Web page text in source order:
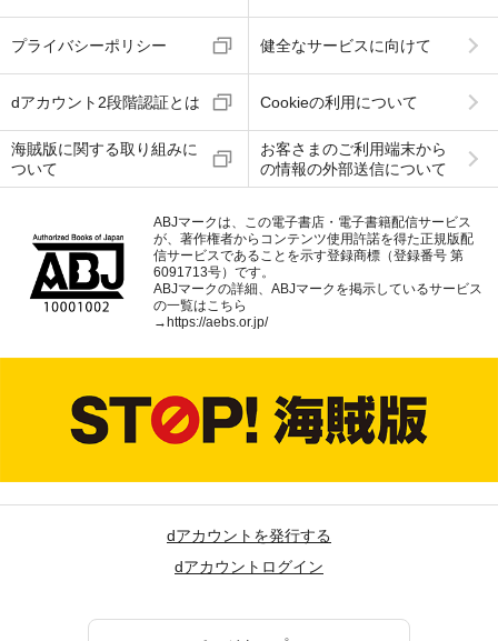
プライバシーポリシー 健全なサービスに向けて
dアカウント2段階認証とは Cookieの利用について
海賊版に関する取り組みに
ついて
お客さまのご利用端末から
の情報の外部送信について
ABJマークは、この電子書店・電子書籍配信サービス
が、著作権者からコンテンツ使用許諾を得た正規版配
信サービスであることを示す登録商標（登録番号 第
6091713号）です。
ABJマークの詳細、ABJマークを掲示しているサービス
の一覧はこちら
→ https://aebs.or.jp/
dアカウントを発行する
dアカウントログイン